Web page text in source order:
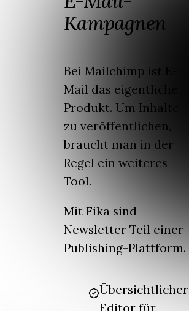
Kampagnen
Bei Mailchimp ist E-
Mail das eigentliche
Produkt. Um Inhalte
zu veröffentlichen,
braucht man in der
Regel ein weiteres
Tool.
Mit Fika sind
Newsletter Teil einer
Publishing-Plattform.
Übersichtlicher